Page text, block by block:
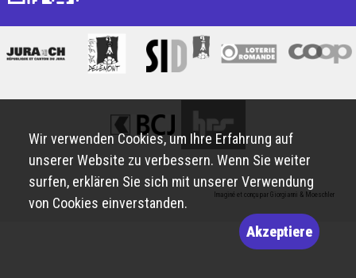
Imaginé et conçu par Giorgianni & Moeschler
Wir verwenden Cookies, um Ihre Erfahrung auf
unserer Website zu verbessern. Wenn Sie weiter
surfen, erklären Sie sich mit unserer Verwendung
von Cookies einverstanden.
Akzeptiere